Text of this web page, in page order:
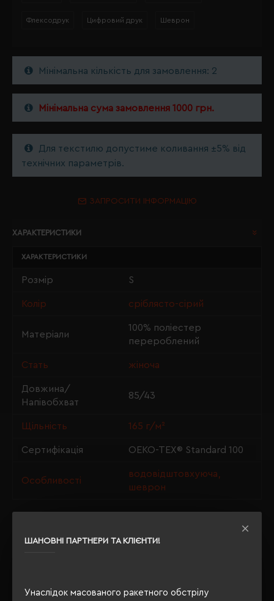
ШАНОВНІ ПАРТНЕРИ ТА КЛІЄНТИ!
Унаслідок масованого ракетного обстрілу
Флексодрук Цифровий друк Шеврон
Мінімальна кількість для замовлення: 2
Мінімальна сума замовлення 1000 грн.
Для текстилю допустиме коливання ±5% від
технічних параметрів.
ЗАПРОСИТИ ІНФОРМАЦІЮ
ХАРАКТЕРИСТИКИ
ХАРАКТЕРИСТИКИ
Розмір S
Колір сріблясто-сірий
Матеріали
100% поліестер
перероблений
Стать жіноча
Довжина/
Напівобхват
85/43
Щільність 165 г/м²
Сертифікація OEKO-TEX® Standard 100
Особливості
водовідштовхуюча,
шеврон
ОПИС